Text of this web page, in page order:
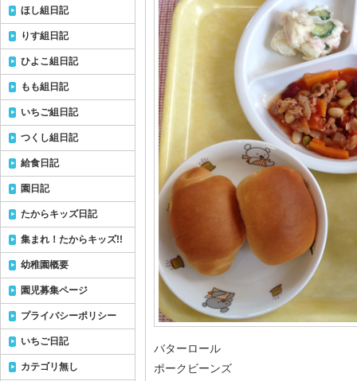
バターロール
ポークビーンズ
ほし組日記
りす組日記
ひよこ組日記
もも組日記
いちご組日記
つくし組日記
給食日記
園日記
たからキッズ日記
集まれ！たからキッズ!!
幼稚園概要
園児募集ページ
プライバシーポリシー
いちご日記
カテゴリ無し